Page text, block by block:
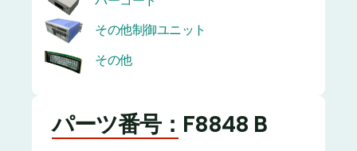
その他制御ユニット
その他
パーツ番号：F8848 B